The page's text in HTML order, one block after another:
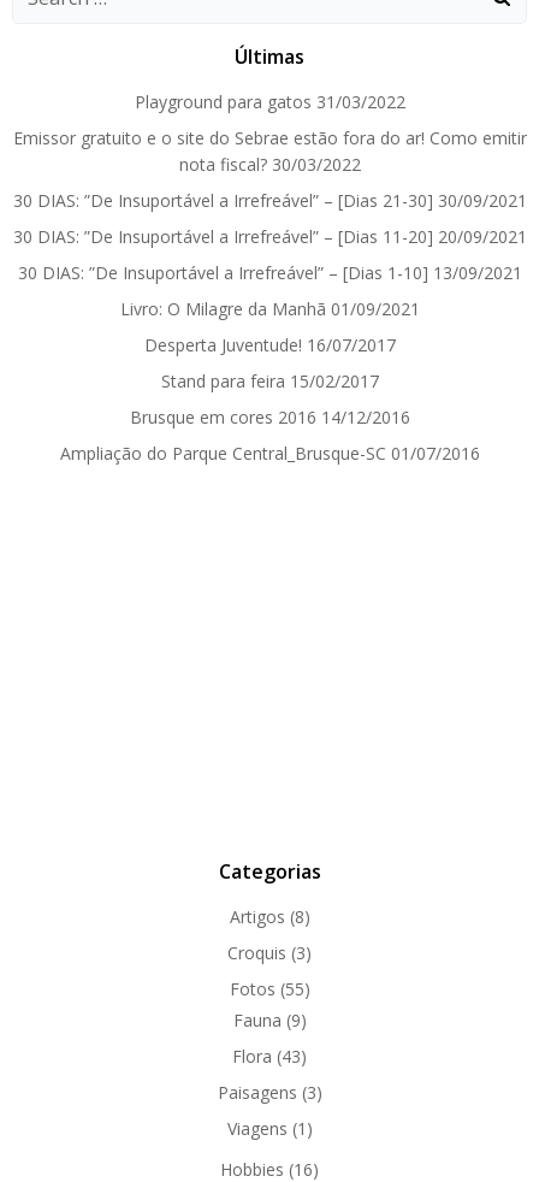
Últimas
Playground para gatos 31/03/2022
Emissor gratuito e o site do Sebrae estão fora do ar! Como emitir
nota fiscal? 30/03/2022
30 DIAS: ”De Insuportável a Irrefreável” – [Dias 21-30] 30/09/2021
30 DIAS: ”De Insuportável a Irrefreável” – [Dias 11-20] 20/09/2021
30 DIAS: ”De Insuportável a Irrefreável” – [Dias 1-10] 13/09/2021
Livro: O Milagre da Manhã 01/09/2021
Desperta Juventude! 16/07/2017
Stand para feira 15/02/2017
Brusque em cores 2016 14/12/2016
Ampliação do Parque Central_Brusque-SC 01/07/2016
Categorias
Artigos (8)
Croquis (3)
Fotos (55)
Fauna (9)
Flora (43)
Paisagens (3)
Viagens (1)
Hobbies (16)